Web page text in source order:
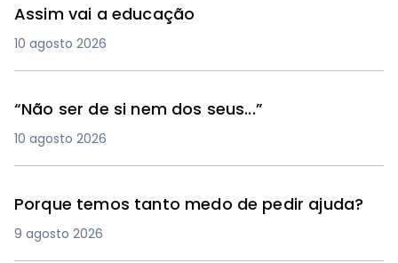
Assim vai a educação
10 agosto 2026
“Não ser de si nem dos seus...”
10 agosto 2026
Porque temos tanto medo de pedir ajuda?
9 agosto 2026